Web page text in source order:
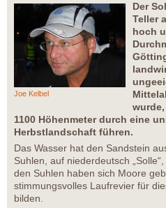
Joe Kelbel
Der
Teller
hoch
1100 Höhenmeter durch eine
Herbstlandschaft führen.
Das Wasser hat den Sandstein
Suhlen, auf niederdeutsch
den Suhlen haben sich Moore
stimmungsvolles Laufrevier für
bilden.